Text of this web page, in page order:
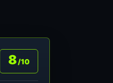
8/10